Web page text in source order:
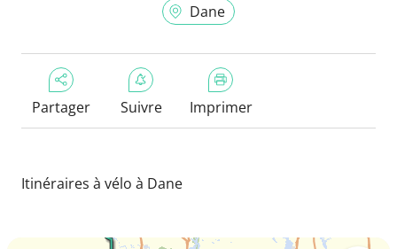
Dane
Partager Suivre Imprimer
Itinéraires à vélo à Dane